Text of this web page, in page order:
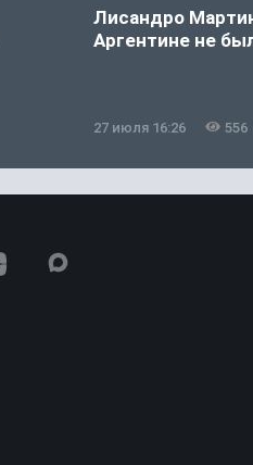
Лисандро
Аргентине не
27 июля 16:26 556